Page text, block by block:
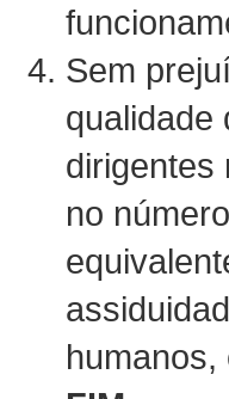
Sem
qualidade
dirigentes
no
humanos,